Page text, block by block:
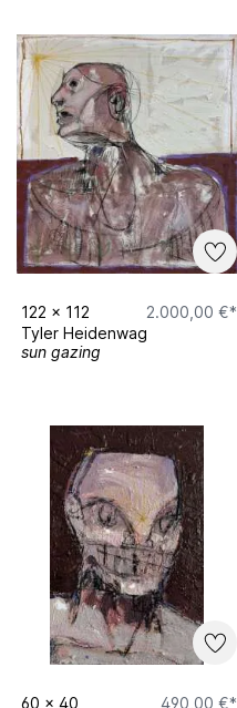
122 x 112
2.000,00 €*
Tyler Heidenwag
sun gazing
60 x 40
490,00 €*